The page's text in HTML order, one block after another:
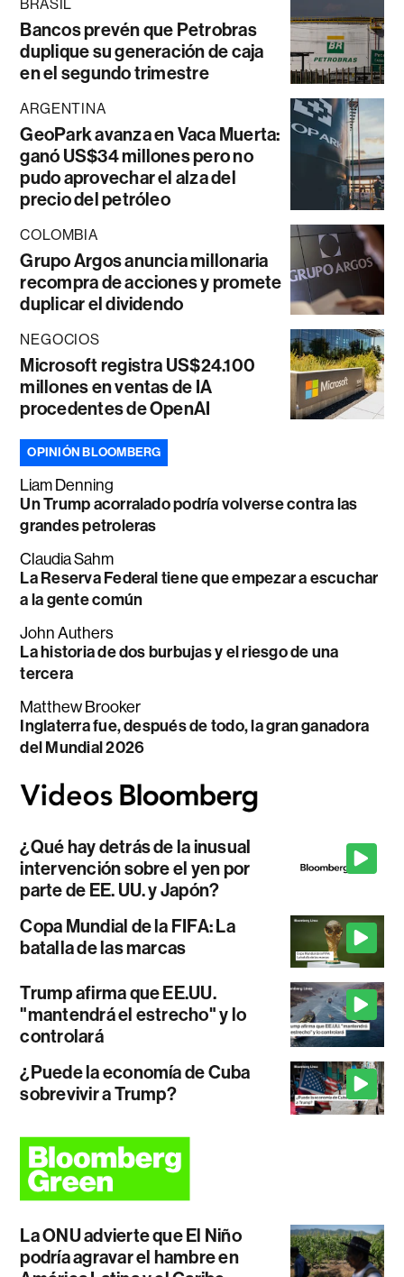
BRASIL
Bancos prevén que Petrobras
duplique su generación de caja
en el segundo trimestre
ARGENTINA
GeoPark avanza en Vaca Muerta:
ganó US$34 millones pero no
pudo aprovechar el alza del
precio del petróleo
COLOMBIA
Grupo Argos anuncia millonaria
recompra de acciones y promete
duplicar el dividendo
NEGOCIOS
Microsoft registra US$24.100
millones en ventas de IA
procedentes de OpenAI
OPINIÓN BLOOMBERG
Liam Denning
Un Trump acorralado podría volverse contra las
grandes petroleras
Claudia Sahm
La Reserva Federal tiene que empezar a escuchar
a la gente común
John Authers
La historia de dos burbujas y el riesgo de una
tercera
Matthew Brooker
Inglaterra fue, después de todo, la gran ganadora
del Mundial 2026
¿Qué hay detrás de la inusual
intervención sobre el yen por
parte de EE. UU. y Japón?
Copa Mundial de la FIFA: La
batalla de las marcas
Trump afirma que EE.UU.
"mantendrá el estrecho" y lo
controlará
¿Puede la economía de Cuba
sobrevivir a Trump?
La ONU advierte que El Niño
podría agravar el hambre en